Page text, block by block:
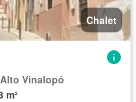
Chalet
Vinalopó
m²